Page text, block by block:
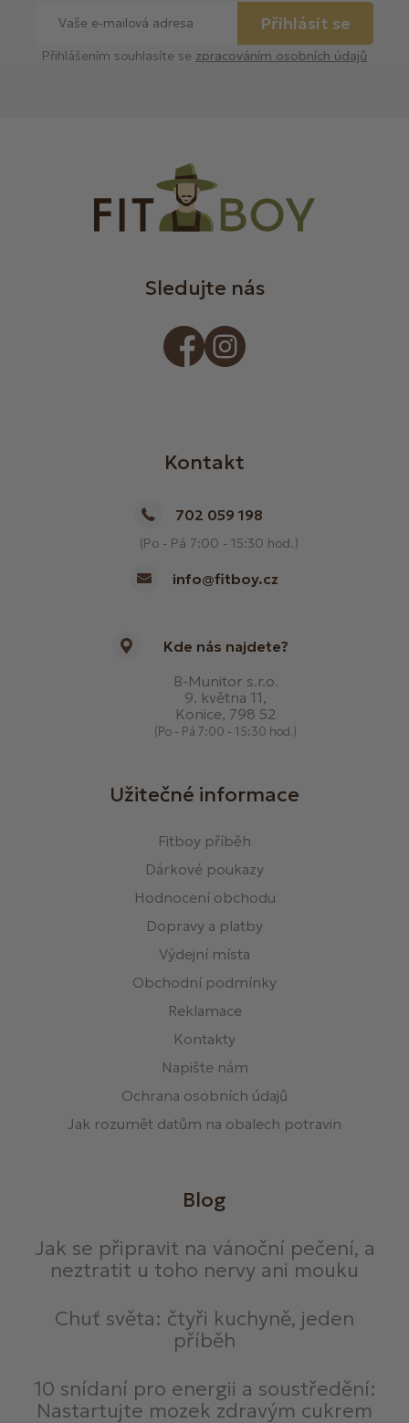
Přihlásit se
Přihlášením souhlasíte se zpracováním osobních údajů
Sledujte nás
Kontakt
702 059 198
(Po - Pá 7:00 - 15:30 hod.)
info@fitboy.cz
Kde nás najdete?
B-Munitor s.r.o.
9. května 11,
Konice, 798 52
(Po - Pá 7:00 - 15:30 hod.)
Užitečné informace
Fitboy příběh
Dárkové poukazy
Hodnocení obchodu
Dopravy a platby
Výdejní místa
Obchodní podmínky
Reklamace
Kontakty
Napište nám
Ochrana osobních údajů
Jak rozumět datům na obalech potravin
Blog
Jak se připravit na vánoční pečení, a
neztratit u toho nervy ani mouku
Chuť světa: čtyři kuchyně, jeden
příběh
10 snídaní pro energii a soustředění:
Nastartujte mozek zdravým cukrem